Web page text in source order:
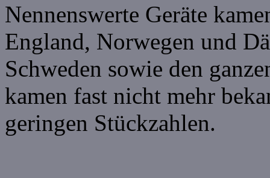
Nennenswerte Geräte
England, Norwegen und
Schweden sowie den
kamen fast nicht mehr
geringen Stückzahlen.